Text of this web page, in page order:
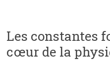
Les constantes
cœur de la